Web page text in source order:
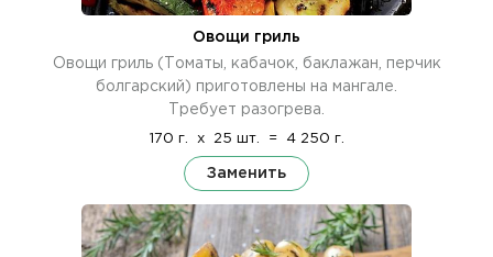
Овощи гриль
Овощи гриль (Томаты, кабачок, баклажан, перчик
болгарский) приготовлены на мангале.
Требует разогрева.
170 г. x 25 шт. = 4 250 г.
Заменить